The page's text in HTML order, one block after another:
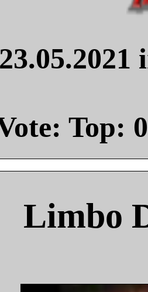
Top: 0
Limbo